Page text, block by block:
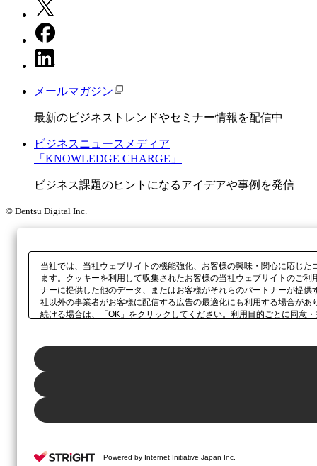
メールマガジン
最新のビジネストレンドやセミナー情報を配信中
ビジネスニュースメディア
「KNOWLEDGE CHARGE」
ビジネス課題のヒントになるアイデアや事例を発信
© Dentsu Digital Inc.
当社では、当社ウェブサイトの機能強化、お客様の興味・関心に応じ
ます。クッキーを利用して収集されたお客様の当社ウェブサイトのご
ナーに提供した他のデータ、またはお客様がそれらのパートナーが提
社以外の事業者がお客様に配信する広告の最適化にも利用する場合が
続ける場合は、「OK」をクリックしてください。利用目的ごとに同意
Powered by Internet Initiative Japan Inc.